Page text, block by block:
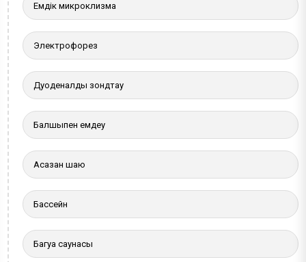
Емдік микроклизма
Электрофорез
Дуоденалды зондтау
Балшықпен емдеу
Асқазан шаю
Бассейн
Багуа саунасы